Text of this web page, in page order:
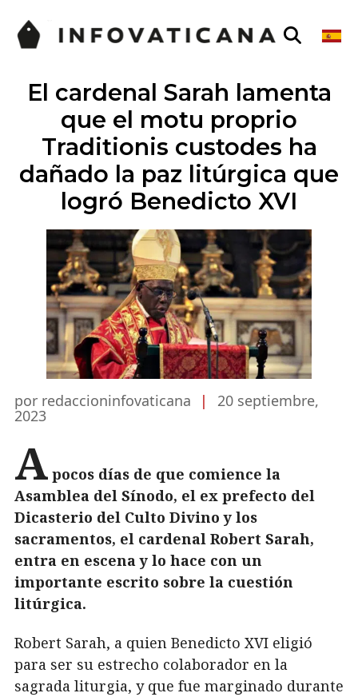
El cardenal Sarah lamenta
que el motu proprio
Traditionis custodes ha
dañado la paz litúrgica que
logró Benedicto XVI
por redaccioninfovaticana | 20 septiembre,
2023
A pocos días de que comience la
Asamblea del Sínodo, el ex prefecto del
Dicasterio del Culto Divino y los
sacramentos, el cardenal Robert Sarah,
entra en escena y lo hace con un
importante escrito sobre la cuestión
litúrgica.
Robert Sarah, a quien Benedicto XVI eligió
para ser su estrecho colaborador en la
sagrada liturgia, y que fue marginado durante